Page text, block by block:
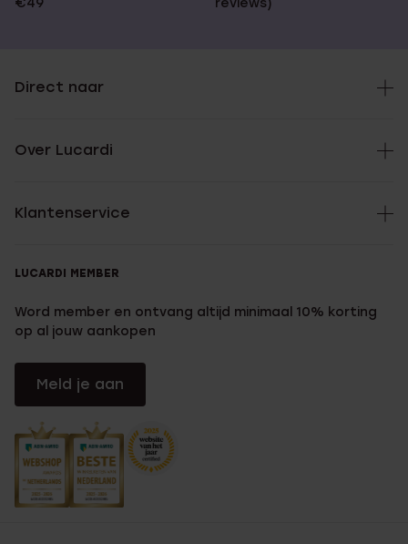
€49
reviews)
Direct naar
Over Lucardi
Klantenservice
LUCARDI MEMBER
Word member en ontvang altijd minimaal 10% korting
op al jouw aankopen
Meld je aan